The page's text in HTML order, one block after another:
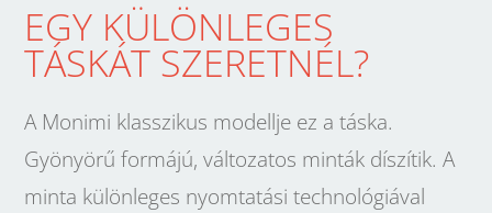
EGY KÜLÖNLEGES
TÁSKÁT SZERETNÉL?
A Monimi klasszikus modellje ez a táska.
Gyönyörű formájú, változatos minták díszítik. A
minta különleges nyomtatási technológiával